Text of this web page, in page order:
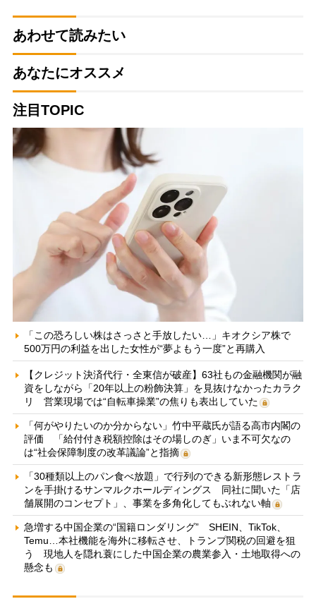
あわせて読みたい
あなたにオススメ
注目TOPIC
「この恐ろしい株はさっさと手放したい…」キオクシア株で
500万円の利益を出した女性が“夢よもう一度”と再購入
【クレジット決済代行・全東信が破産】63社もの金融機関が融
資をしながら「20年以上の粉飾決算」を見抜けなかったカラク
リ 営業現場では“自転車操業”の焦りも表出していた
「何がやりたいのか分からない」竹中平蔵氏が語る高市内閣の
評価 「給付付き税額控除はその場しのぎ」いま不可欠なの
は“社会保障制度の改革議論”と指摘
「30種類以上のパン食べ放題」で行列のできる新形態レストラ
ンを手掛けるサンマルクホールディングス 同社に聞いた「店
舗展開のコンセプト」、事業を多角化してもぶれない軸
急増する中国企業の“国籍ロンダリング” SHEIN、TikTok、
Temu…本社機能を海外に移転させ、トランプ関税の回避を狙
う 現地人を隠れ蓑にした中国企業の農業参入・土地取得への
懸念も